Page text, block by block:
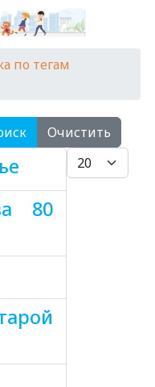
по тегам
Очистить
Кол-во строк:
80